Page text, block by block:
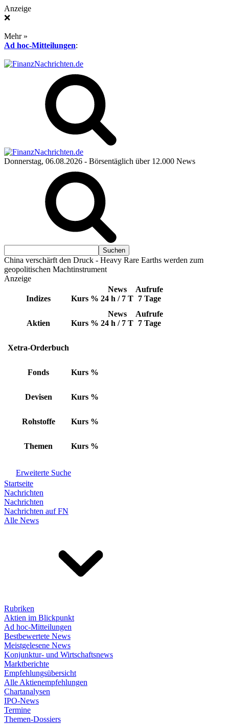
Anzeige
❌
Mehr »
Ad hoc-Mitteilungen:
Donnerstag, 06.08.2026 - Börsentäglich über 12.000 News
China verschärft den Druck - Heavy Rare Earths werden zum
geopolitischen Machtinstrument
Anzeige
Indizes Kurs %
News
24 h / 7 T
Aufrufe
7 Tage
Aktien Kurs %
News
24 h / 7 T
Aufrufe
7 Tage
Xetra-Orderbuch
Fonds Kurs %
Devisen Kurs %
Rohstoffe Kurs %
Themen Kurs %
Erweiterte Suche
Startseite
Nachrichten
Nachrichten
Nachrichten auf FN
Alle News
Rubriken
Aktien im Blickpunkt
Ad hoc-Mitteilungen
Bestbewertete News
Meistgelesene News
Konjunktur- und Wirtschaftsnews
Marktberichte
Empfehlungsübersicht
Alle Aktienempfehlungen
Chartanalysen
IPO-News
Termine
Themen-Dossiers